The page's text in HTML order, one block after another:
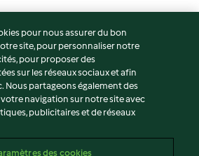
pour nous assurer du bon
site, pour personnaliser notre
pour proposer des
sur les réseaux sociaux et afin
Nous partageons également des
navigation sur notre site avec
publicitaires et de réseaux
des cookies